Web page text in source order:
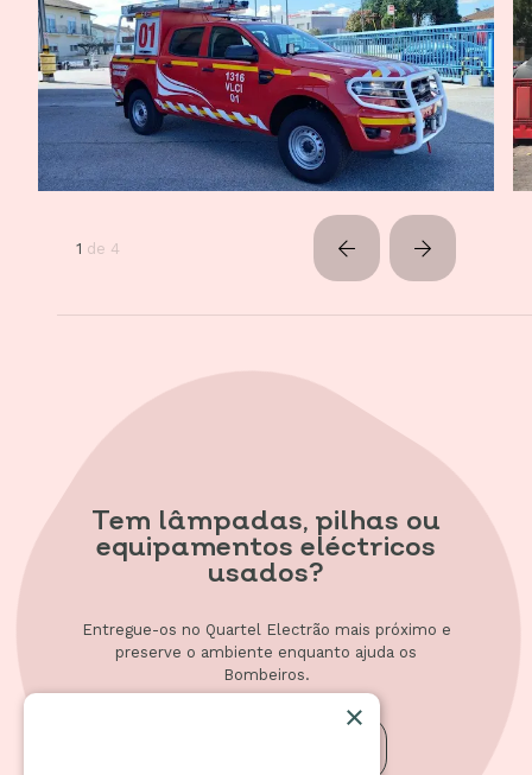
1 de 4
Tem lâmpadas, pilhas ou
equipamentos eléctricos
usados?
Entregue-os no Quartel Electrão mais próximo e
preserve o ambiente enquanto ajuda os
Bombeiros.
×